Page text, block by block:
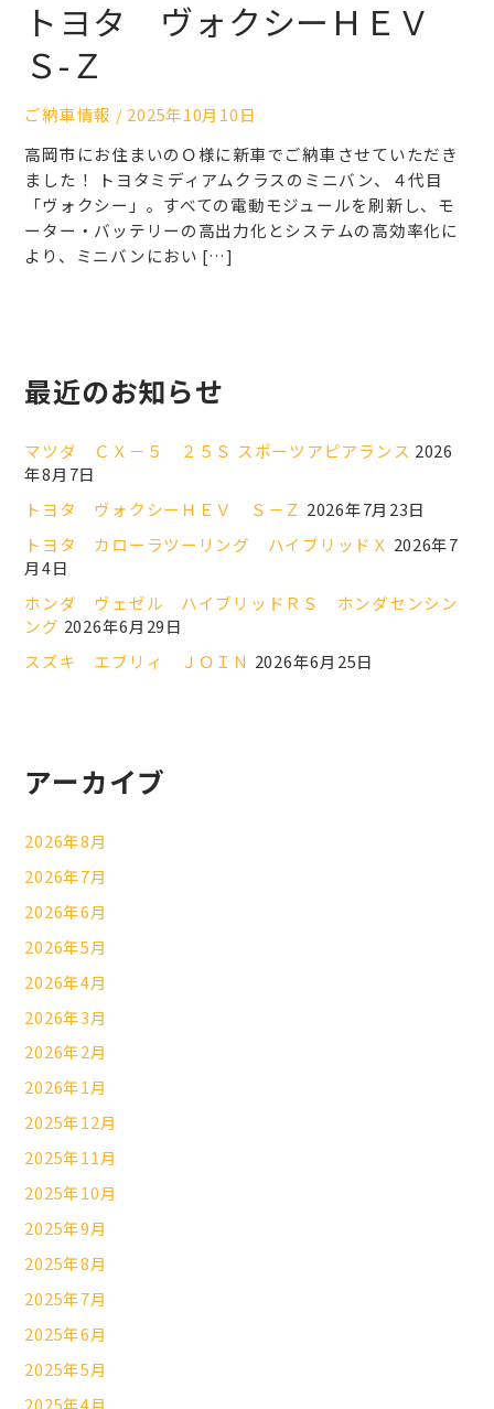
トヨタ ヴォクシーＨＥＶ
Ｓ-Ｚ
ご納車情報 / 2025年10月10日
高岡市にお住まいのＯ様に新車でご納車させていただき
ました！ トヨタミディアムクラスのミニバン、４代目
「ヴォクシー」。すべての電動モジュールを刷新し、モ
ーター・バッテリーの高出力化とシステムの高効率化に
より、ミニバンにおい […]
最近のお知らせ
マツダ ＣＸ－５ ２５Ｓ スポーツアピアランス 2026
年8月7日
トヨタ ヴォクシーＨＥＶ Ｓ－Ｚ 2026年7月23日
トヨタ カローラツーリング ハイブリッドＸ 2026年7
月4日
ホンダ ヴェゼル ハイブリッドＲＳ ホンダセンシン
ング 2026年6月29日
スズキ エブリィ ＪＯＩＮ 2026年6月25日
アーカイブ
2026年8月
2026年7月
2026年6月
2026年5月
2026年4月
2026年3月
2026年2月
2026年1月
2025年12月
2025年11月
2025年10月
2025年9月
2025年8月
2025年7月
2025年6月
2025年5月
2025年4月